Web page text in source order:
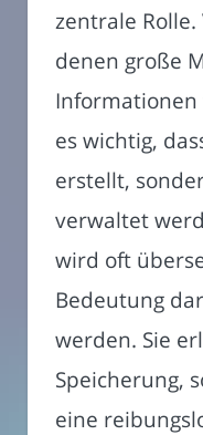
zentrale
denen große
es wichtig,
erstellt,
verwaltet
wird oft
Bedeutung
werden. Sie
Speicherung,
eine